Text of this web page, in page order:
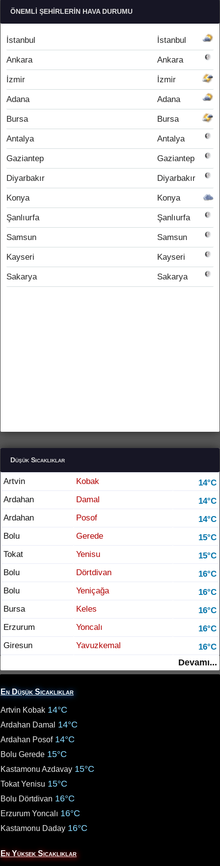
ÖNEMLI ŞEHIRLERIN HAVA DURUMU
İstanbul İstanbul
Ankara Ankara
İzmir İzmir
Adana Adana
Bursa Bursa
Antalya Antalya
Gaziantep Gaziantep
Diyarbakır Diyarbakır
Konya Konya
Şanlıurfa Şanlıurfa
Samsun Samsun
Kayseri Kayseri
Sakarya Sakarya
Düşük Sıcaklıklar
Artvin Kobak
14°C
Ardahan
Damal
14°C
Ardahan
Posof
14°C
Bolu
Gerede
15°C
Tokat
Yenisu
15°C
Bolu
Dörtdivan
16°C
Bolu
Yeniçağa
16°C
Bursa
Keles
16°C
Erzurum
Yoncalı
16°C
Giresun
Yavuzkemal 16°C
Devamı...
En Düşük Sıcaklıklar
Artvin Kobak 14°C
Ardahan Damal 14°C
Ardahan Posof 14°C
Bolu Gerede 15°C
Kastamonu Azdavay 15°C
Tokat Yenisu 15°C
Bolu Dörtdivan 16°C
Erzurum Yoncalı 16°C
Kastamonu Daday 16°C
En Yüksek Sıcaklıklar